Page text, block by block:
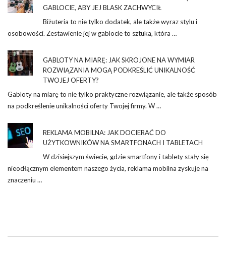
GABLOCIE, ABY JEJ BLASK ZACHWYCIŁ
Biżuteria to nie tylko dodatek, ale także wyraz stylu i
osobowości. Zestawienie jej w gablocie to sztuka, która …
GABLOTY NA MIARĘ: JAK SKROJONE NA WYMIAR
ROZWIĄZANIA MOGĄ PODKREŚLIĆ UNIKALNOŚĆ
TWOJEJ OFERTY?
Gabloty na miarę to nie tylko praktyczne rozwiązanie, ale także sposób
na podkreślenie unikalności oferty Twojej firmy. W …
REKLAMA MOBILNA: JAK DOCIERAĆ DO
UŻYTKOWNIKÓW NA SMARTFONACH I TABLETACH
W dzisiejszym świecie, gdzie smartfony i tablety stały się
nieodłącznym elementem naszego życia, reklama mobilna zyskuje na
znaczeniu …